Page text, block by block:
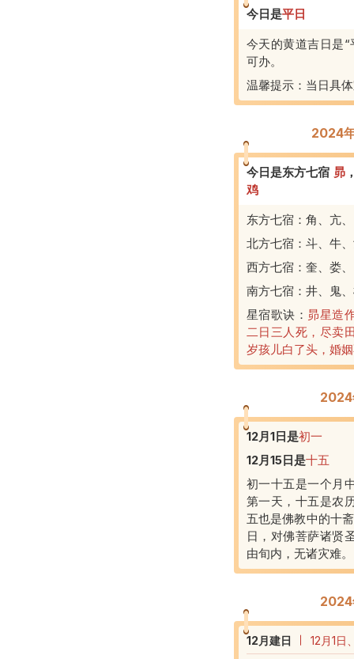
今日是平 日
今天的黄道吉日是
可办。
温馨提示：当日具
2024
今日是东方七宿 昴
鸡
东方七宿：角、亢
北方七宿：斗、牛
西方七宿：奎、娄
南方七宿：井、鬼
星宿歌诀： 昴星造
二日三人死，尽卖
岁孩儿白了头，婚
2024
12月1日是初一
12月15日是十五
初一十五是一个月
第一天，十五是农
五也是佛教中的十
日，对佛菩萨诸贤
由旬内，无诸灾难
2024
12 月建日
12月1日